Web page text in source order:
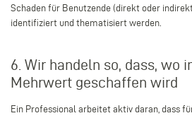
Schaden für Benutzende (direkt oder
identifiziert und thematisiert werden.
6. Wir handeln so, dass, wo
Mehrwert geschaffen wird
Ein Professional arbeitet aktiv daran, dass